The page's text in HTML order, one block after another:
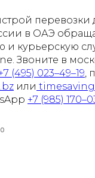
перевозки
в ОАЭ
и курьерскую
Звоните в
(495) 023–49–19 ,
или
+7 (985)